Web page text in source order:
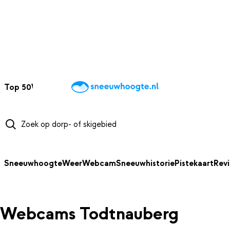
Top 50Webcams WintersportweerKaarten
SneeuwhoogteWeerWebcamSneeuwhistoriePistekaart
Webcams Todtnauberg